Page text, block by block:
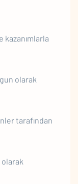
kazanımlarla
olarak
tarafından
olarak